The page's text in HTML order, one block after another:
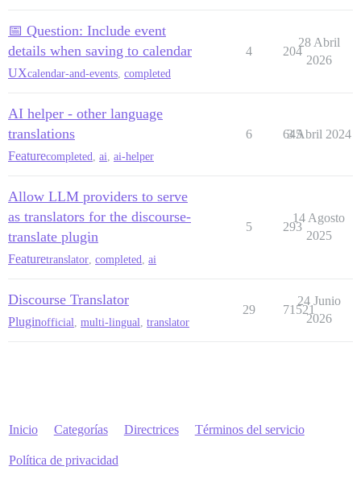
📅 Question: Include event
details when saving to calendar
UXcalendar-and-events completed
4 204
28 Abril
2026
AI helper - other language
translations
Featurecompleted ai ai-helper
6 645
3 Abril 2024
Allow LLM providers to serve
as translators for the discourse-
translate plugin
Featuretranslator completed ai
5 293
14 Agosto
2025
Discourse Translator
Pluginofficial multi-lingual translator
29 71521
24 Junio
2026
Inicio Categorías Directrices Términos del servicio
Política de privacidad